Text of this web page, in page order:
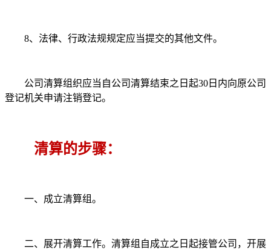
8、法律、行政法规规定应当提交的其他文件。
公司清算组织应当自公司清算结束之日起30日内向原公司
登记机关申请注销登记。
清算的步骤：
一、成立清算组。
二、展开清算工作。清算组自成立之日起接管公司，开展